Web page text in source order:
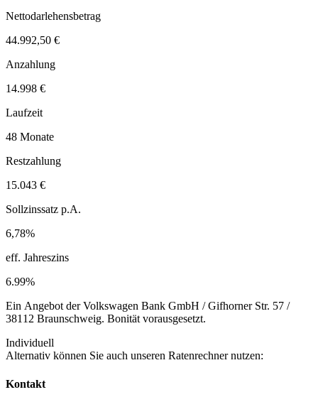
Nettodarlehensbetrag
44.992,50 €
Anzahlung
14.998 €
Laufzeit
48 Monate
Restzahlung
15.043 €
Sollzinssatz p.A.
6,78%
eff. Jahreszins
6.99%
Ein Angebot der Volkswagen Bank GmbH / Gifhorner Str. 57 /
38112 Braunschweig. Bonität vorausgesetzt.
Individuell
Alternativ können Sie auch unseren Ratenrechner nutzen:
Kontakt